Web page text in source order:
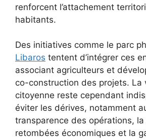
renforcent l’attachement
habitants.
Des initiatives comme le parc
Libaros tentent d’intégrer ces
associant agriculteurs et
co-construction des projets. La
citoyenne reste cependant
éviter les dérives, notamment
transparence des opérations,
retombées économiques et la